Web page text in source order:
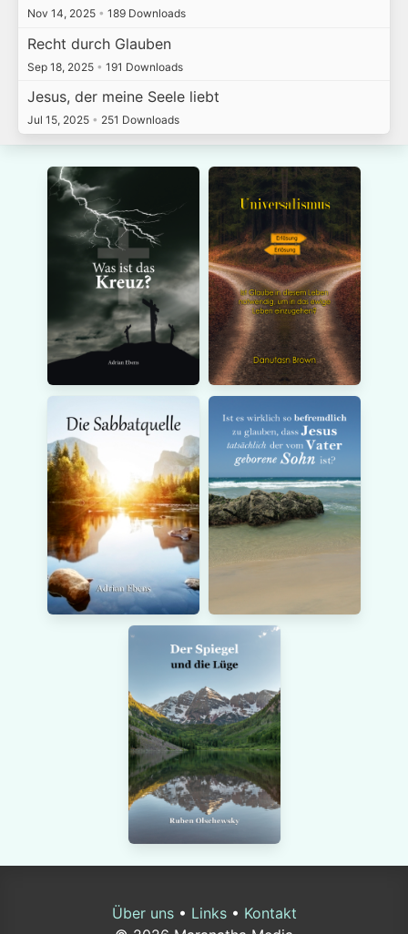
Nov 14, 2025 • 189 Downloads
Recht durch Glauben
Sep 18, 2025 • 191 Downloads
Jesus, der meine Seele liebt
Jul 15, 2025 • 251 Downloads
Über uns• Links• Kontakt